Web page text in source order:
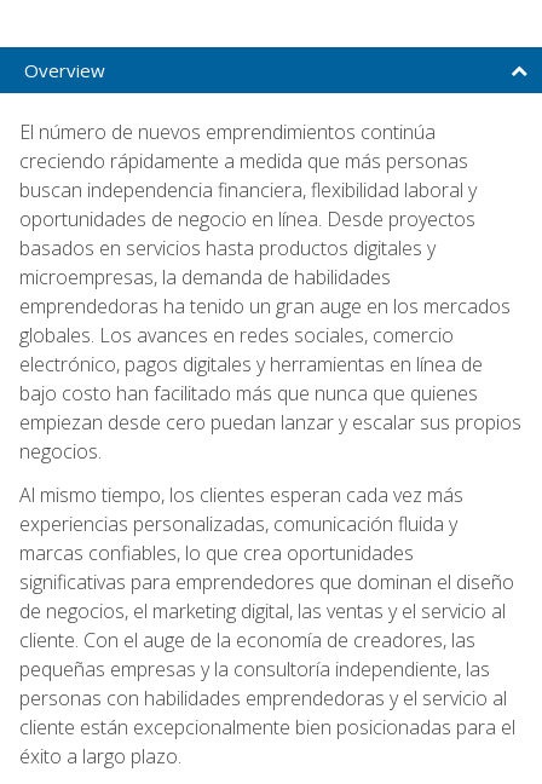
Overview
El número de nuevos emprendimientos continúa
creciendo rápidamente a medida que más personas
buscan independencia financiera, flexibilidad laboral y
oportunidades de negocio en línea. Desde proyectos
basados en servicios hasta productos digitales y
microempresas, la demanda de habilidades
emprendedoras ha tenido un gran auge en los mercados
globales. Los avances en redes sociales, comercio
electrónico, pagos digitales y herramientas en línea de
bajo costo han facilitado más que nunca que quienes
empiezan desde cero puedan lanzar y escalar sus propios
negocios.
Al mismo tiempo, los clientes esperan cada vez más
experiencias personalizadas, comunicación fluida y
marcas confiables, lo que crea oportunidades
significativas para emprendedores que dominan el diseño
de negocios, el marketing digital, las ventas y el servicio al
cliente. Con el auge de la economía de creadores, las
pequeñas empresas y la consultoría independiente, las
personas con habilidades emprendedoras y el servicio al
cliente están excepcionalmente bien posicionadas para el
éxito a largo plazo.